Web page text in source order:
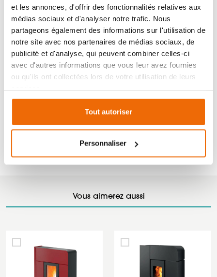
et les annonces, d'offrir des fonctionnalités relatives aux
médias sociaux et d'analyser notre trafic. Nous
partageons également des informations sur l'utilisation de
notre site avec nos partenaires de médias sociaux, de
publicité et d'analyse, qui peuvent combiner celles-ci
avec d'autres informations que vous leur avez fournies
ou qu'ils ont collectées lors de votre utilisation de leurs
Tout autoriser
Personnaliser
avec une utilisation très ergonomique et pensée pour
tous. Vous pouvez gérer votre poêle à distance grâce à
une application à télécharger sur votre smartphone
ou tablette. Véritable bijou de technologie, le système
Maestro améliore significativement le rendement du
poêle afin que vous fassiez toujours plus d’économies.
une télécommande palmaire est disponible (en option)
avec l’application déjà installée. Un panneau de
commande digital est également prévu comme
droite ou à gauche du poêle.
Vous aimerez aussi